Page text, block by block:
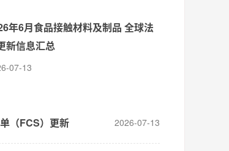
年6月食品接触材料及制品 全球法
新信息汇总
07-13
（FCS）更新 2026-07-13